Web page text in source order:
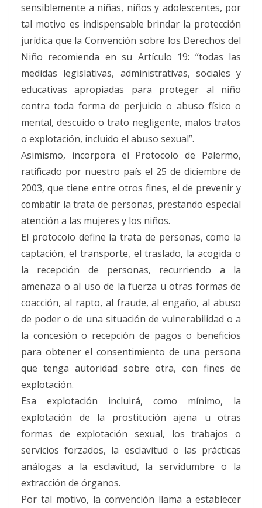
sensiblemente a niñas, niños y adolescentes, por
tal motivo es indispensable brindar la protección
jurídica que la Convención sobre los Derechos del
Niño recomienda en su Artículo 19: “todas las
medidas legislativas, administrativas, sociales y
educativas apropiadas para proteger al niño
contra toda forma de perjuicio o abuso físico o
mental, descuido o trato negligente, malos tratos
o explotación, incluido el abuso sexual”.
Asimismo, incorpora el Protocolo de Palermo,
ratificado por nuestro país el 25 de diciembre de
2003, que tiene entre otros fines, el de prevenir y
combatir la trata de personas, prestando especial
atención a las mujeres y los niños.
El protocolo define la trata de personas, como la
captación, el transporte, el traslado, la acogida o
la recepción de personas, recurriendo a la
amenaza o al uso de la fuerza u otras formas de
coacción, al rapto, al fraude, al engaño, al abuso
de poder o de una situación de vulnerabilidad o a
la concesión o recepción de pagos o beneficios
para obtener el consentimiento de una persona
que tenga autoridad sobre otra, con fines de
explotación.
Esa explotación incluirá, como mínimo, la
explotación de la prostitución ajena u otras
formas de explotación sexual, los trabajos o
servicios forzados, la esclavitud o las prácticas
análogas a la esclavitud, la servidumbre o la
extracción de órganos.
Por tal motivo, la convención llama a establecer